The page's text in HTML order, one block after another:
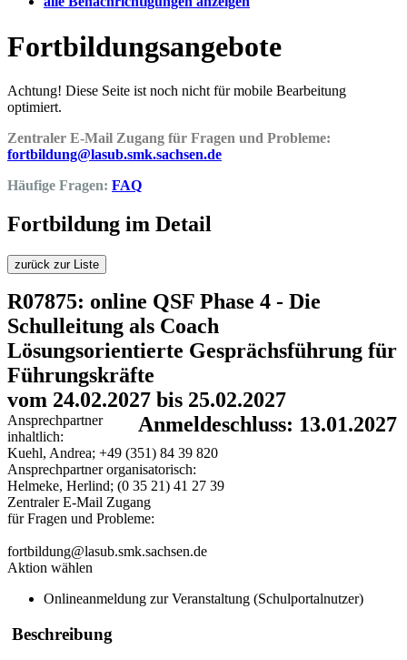
Fortbildungsangebote
Achtung! Diese Seite ist noch nicht für mobile Bearbeitung
optimiert.
Zentraler E-Mail Zugang für Fragen und Probleme:
fortbildung@lasub.smk.sachsen.de
Häufige Fragen: FAQ
Fortbildung im Detail
zurück zur Liste
R07875: online QSF Phase 4 - Die
Schulleitung als Coach
Lösungsorientierte Gesprächsführung für
Führungskräfte
vom 24.02.2027 bis 25.02.2027
Anmeldeschluss: 13.01.2027
Ansprechpartner
inhaltlich:
Kuehl, Andrea; +49 (351) 84 39 820
Ansprechpartner organisatorisch:
Helmeke, Herlind; (0 35 21) 41 27 39
Zentraler E-Mail Zugang
für Fragen und Probleme:
fortbildung@lasub.smk.sachsen.de
Aktion wählen
Onlineanmeldung zur Veranstaltung (Schulportalnutzer)
Beschreibung